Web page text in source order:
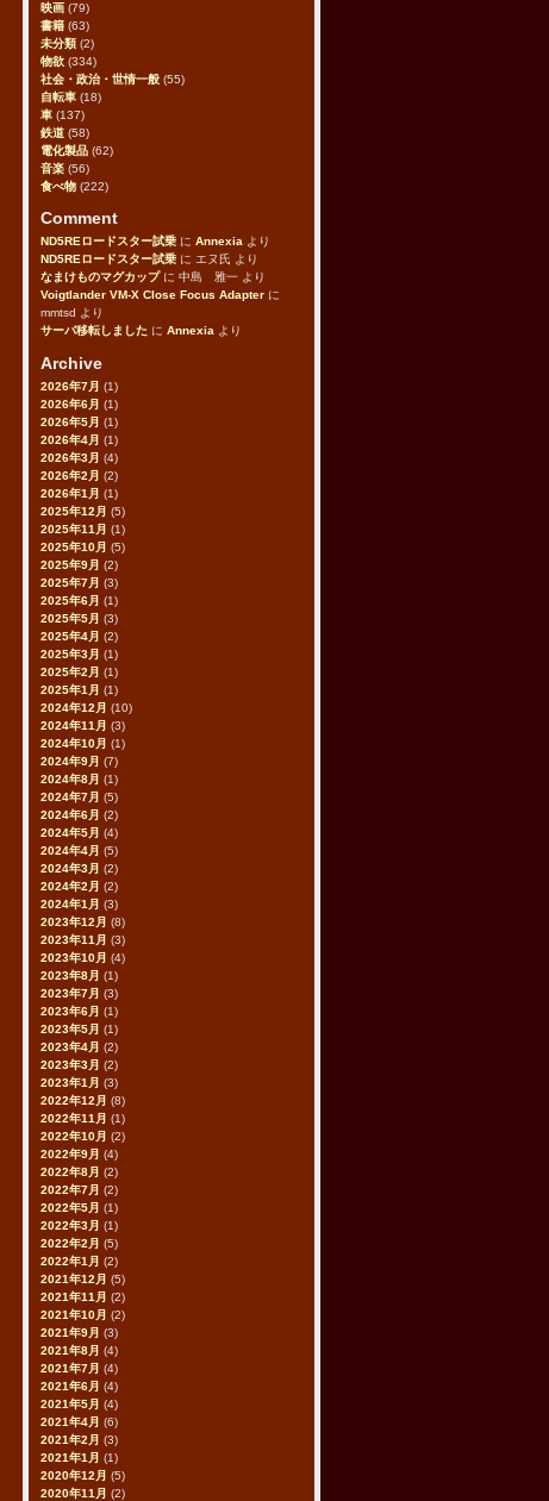
映画 (79)
書籍 (63)
未分類 (2)
物欲 (334)
社会・政治・世情一般 (55)
自転車 (18)
車 (137)
鉄道 (58)
電化製品 (62)
音楽 (56)
食べ物 (222)
Comment
ND5REロードスター試乗 に Annexia より
ND5REロードスター試乗 に エヌ氏 より
なまけものマグカップに 中島 雅一 より
Voigtlander VM-X Close Focus Adapter に
mmtsd より
サーバ移転しました に Annexia より
Archive
2026年7月 (1)
2026年6月 (1)
2026年5月 (1)
2026年4月 (1)
2026年3月 (4)
2026年2月 (2)
2026年1月 (1)
2025年12月 (5)
2025年11月 (1)
2025年10月 (5)
2025年9月 (2)
2025年7月 (3)
2025年6月 (1)
2025年5月 (3)
2025年4月 (2)
2025年3月 (1)
2025年2月 (1)
2025年1月 (1)
2024年12月 (10)
2024年11月 (3)
2024年10月 (1)
2024年9月 (7)
2024年8月 (1)
2024年7月 (5)
2024年6月 (2)
2024年5月 (4)
2024年4月 (5)
2024年3月 (2)
2024年2月 (2)
2024年1月 (3)
2023年12月 (8)
2023年11月 (3)
2023年10月 (4)
2023年8月 (1)
2023年7月 (3)
2023年6月 (1)
2023年5月 (1)
2023年4月 (2)
2023年3月 (2)
2023年1月 (3)
2022年12月 (8)
2022年11月 (1)
2022年10月 (2)
2022年9月 (4)
2022年8月 (2)
2022年7月 (2)
2022年5月 (1)
2022年3月 (1)
2022年2月 (5)
2022年1月 (2)
2021年12月 (5)
2021年11月 (2)
2021年10月 (2)
2021年9月 (3)
2021年8月 (4)
2021年7月 (4)
2021年6月 (4)
2021年5月 (4)
2021年4月 (6)
2021年2月 (3)
2021年1月 (1)
2020年12月 (5)
2020年11月 (2)